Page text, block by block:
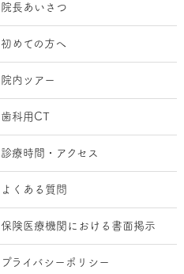
院長あいさつ
初めての方へ
院内ツアー
歯科用CT
診療時間・アクセス
よくある質問
保険医療機関における書面掲示
プライバシーポリシー